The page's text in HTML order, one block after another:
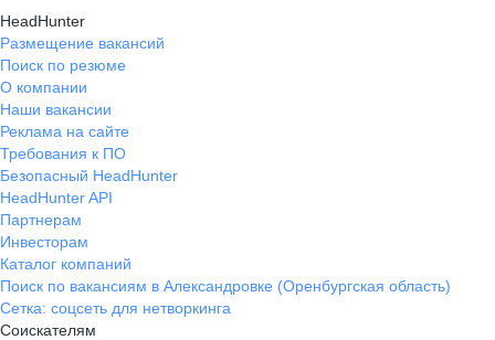
HeadHunter
Размещение вакансий
Поиск по резюме
О компании
Наши вакансии
Реклама на сайте
Требования к ПО
Безопасный HeadHunter
HeadHunter API
Партнерам
Инвесторам
Каталог компаний
Поиск по вакансиям в Александровке (Оренбургская область)
Сетка: соцсеть для нетворкинга
Соискателям